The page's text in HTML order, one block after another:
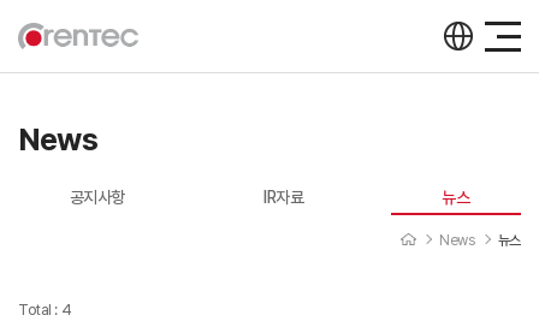
News
공지사항 IR자료 뉴스
News 뉴스
Total : 4